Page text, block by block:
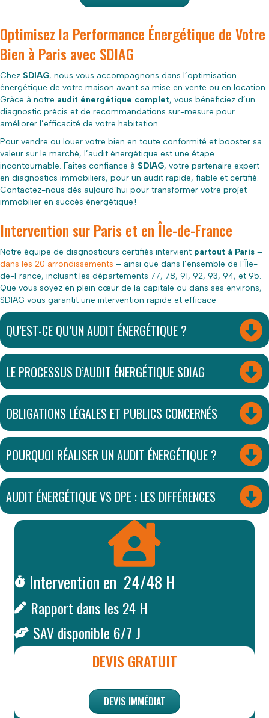
Optimisez la Performance Énergétique de Votre
Bien à Paris avec SDIAG
Chez SDIAG, nous vous accompagnons dans l’optimisation
énergétique de votre maison avant sa mise en vente ou en location.
Grâce à notre audit énergétique complet, vous bénéficiez d’un
diagnostic précis et de recommandations sur-mesure pour
améliorer l’efficacité de votre habitation.
Pour vendre ou louer votre bien en toute conformité et booster sa
valeur sur le marché, l’audit énergétique est une étape
incontournable. Faites confiance à SDIAG, votre partenaire expert
en diagnostics immobiliers, pour un audit rapide, fiable et certifié.
Contactez-nous dès aujourd’hui pour transformer votre projet
immobilier en succès énergétique!
Intervention sur Paris et en Île-de-France
Notre équipe de diagnosticurs certifiés intervient partout à Paris –
dans les 20 arrondissements – ainsi que dans l’ensemble de l’Île-
de-France, incluant les départements 77, 78, 91, 92, 93, 94, et 95.
Que vous soyez en plein cœur de la capitale ou dans ses environs,
SDIAG vous garantit une intervention rapide et efficace
QU’EST-CE QU’UN AUDIT ÉNERGÉTIQUE ?
LE PROCESSUS D’AUDIT ÉNERGÉTIQUE SDIAG
OBLIGATIONS LÉGALES ET PUBLICS CONCERNÉS
POURQUOI RÉALISER UN AUDIT ÉNERGÉTIQUE ?
AUDIT ÉNERGÉTIQUE VS DPE : LES DIFFÉRENCES
Intervention en 24/48 H
Rapport dans les 24 H
SAV disponible 6/7 J
DEVIS GRATUIT
DEVIS IMMÉDIAT